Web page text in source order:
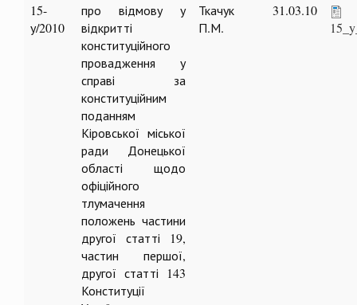
15-
у/2010
про відмову у
відкритті
конституційного
провадження у
справі за
конституційним
поданням
Кіровської міської
ради Донецької
області щодо
офіційного
тлумачення
положень частини
другої статті 19,
частин першої,
другої статті 143
Конституції
Ткачук
П.М.
31.03.10